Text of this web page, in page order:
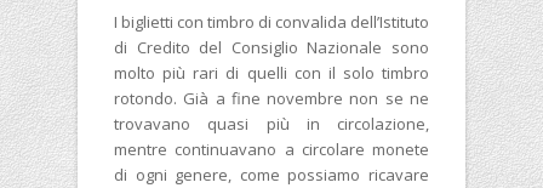
I biglietti con timbro di convalida dell’Istituto
di Credito del Consiglio Nazionale sono
molto più rari di quelli con il solo timbro
rotondo. Già a fine novembre non se ne
trovavano quasi più in circolazione,
mentre continuavano a circolare monete
di ogni genere, come possiamo ricavare